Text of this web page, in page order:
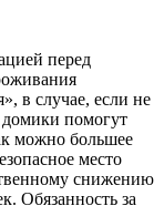
перед
в случае, если не
домики помогут
можно большее
место
снижению
Обязанность за